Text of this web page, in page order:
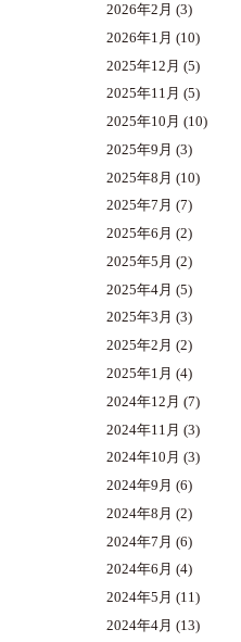
2026年2月 (3)
2026年1月 (10)
2025年12月 (5)
2025年11月 (5)
2025年10月 (10)
2025年9月 (3)
2025年8月 (10)
2025年7月 (7)
2025年6月 (2)
2025年5月 (2)
2025年4月 (5)
2025年3月 (3)
2025年2月 (2)
2025年1月 (4)
2024年12月 (7)
2024年11月 (3)
2024年10月 (3)
2024年9月 (6)
2024年8月 (2)
2024年7月 (6)
2024年6月 (4)
2024年5月 (11)
2024年4月 (13)